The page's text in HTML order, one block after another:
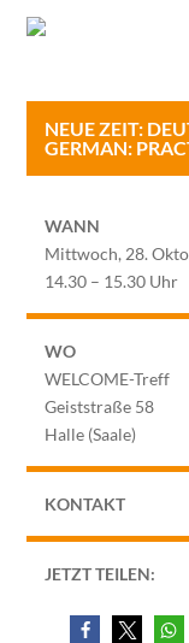
NEUE ZEIT:
GERMAN:
WANN
Mittwoch, 28.
14.30 – 15.30 Uhr
WO
WELCOME-Treff
Geiststraße 58
Halle (Saale)
KONTAKT
JETZT TEILEN: